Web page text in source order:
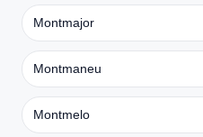
Montmajor
Montmaneu
Montmelo